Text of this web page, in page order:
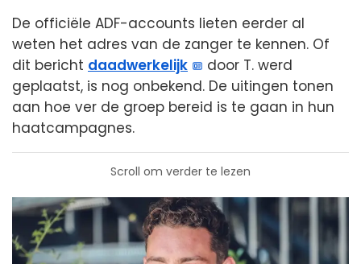
De officiële ADF-accounts lieten eerder al
weten het adres van de zanger te kennen. Of
dit bericht daadwerkelijk
door T. werd
geplaatst, is nog onbekend. De uitingen tonen
aan hoe ver de groep bereid is te gaan in hun
haatcampagnes.
Scroll om verder te lezen